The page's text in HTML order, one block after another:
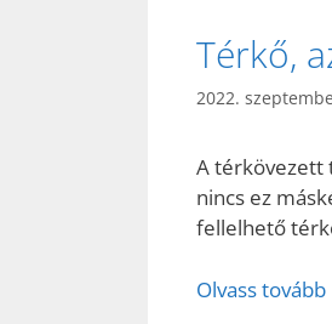
Térkő,
2022.
A térkövezett
nincs ez
fellelhető
Olvass tovább